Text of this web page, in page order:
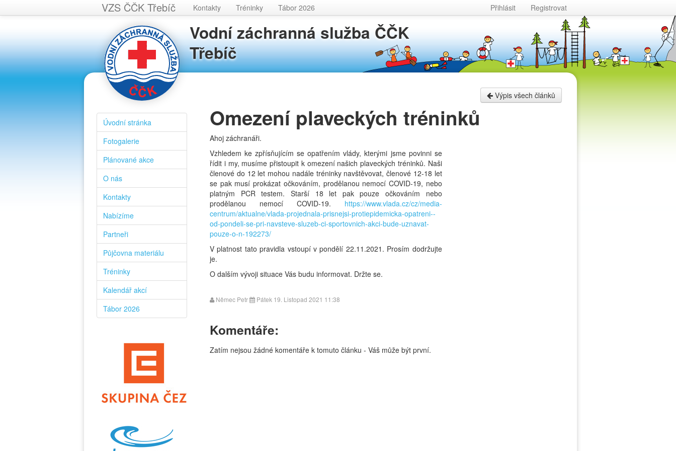
VZS ČČK Třebíč Kontakty Tréninky Tábor 2026 Přihlásit Registrovat
Vodní záchranná služba ČČK
Třebíč
Úvodní stránka
Fotogalerie
Plánované akce
O nás
Kontakty
Nabízíme
Partneři
Půjčovna materiálu
Tréninky
Kalendář akcí
Tábor 2026
Výpis všech článků
Omezení plaveckých tréninků
Ahoj záchranáři.
Vzhledem ke zpřísňujícím se opatřením vlády, kterými jsme povinni se
řídit i my, musíme přistoupit k omezení našich plaveckých tréninků. Naši
členové do 12 let mohou nadále tréninky navštěvovat, členové 12-18 let
se pak musí prokázat očkováním, prodělanou nemocí COVID-19, nebo
platným PCR testem. Starší 18 let pak pouze očkováním nebo
prodělanou nemocí COVID-19. https://www.vlada.cz/cz/media-
centrum/aktualne/vlada-projednala-prisnejsi-protiepidemicka-opatreni--
od-pondeli-se-pri-navsteve-sluzeb-ci-sportovnich-akci-bude-uznavat-
pouze-o-n-192273/
V platnost tato pravidla vstoupí v pondělí 22.11.2021. Prosím dodržujte
je.
O dalším vývoji situace Vás budu informovat. Držte se.
Němec Petr Pátek 19. Listopad 2021 11:38
Komentáře:
Zatím nejsou žádné komentáře k tomuto článku - Váš může být první.